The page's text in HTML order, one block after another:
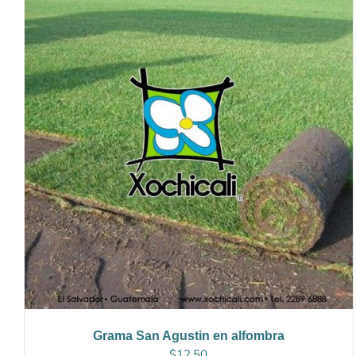
Grama San Agustin en alfombra